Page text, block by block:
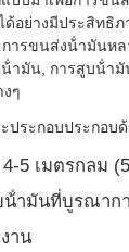
ชื้อเพลิง
ด้อย่างมีประสิทธิ
ารขนส่งน้ํามันหล
ามัน, การสูบน้ํา
ๆ
ประกอบประกอบ
5 เมตรกลม
น้ํามันที่บูรณาก
าน